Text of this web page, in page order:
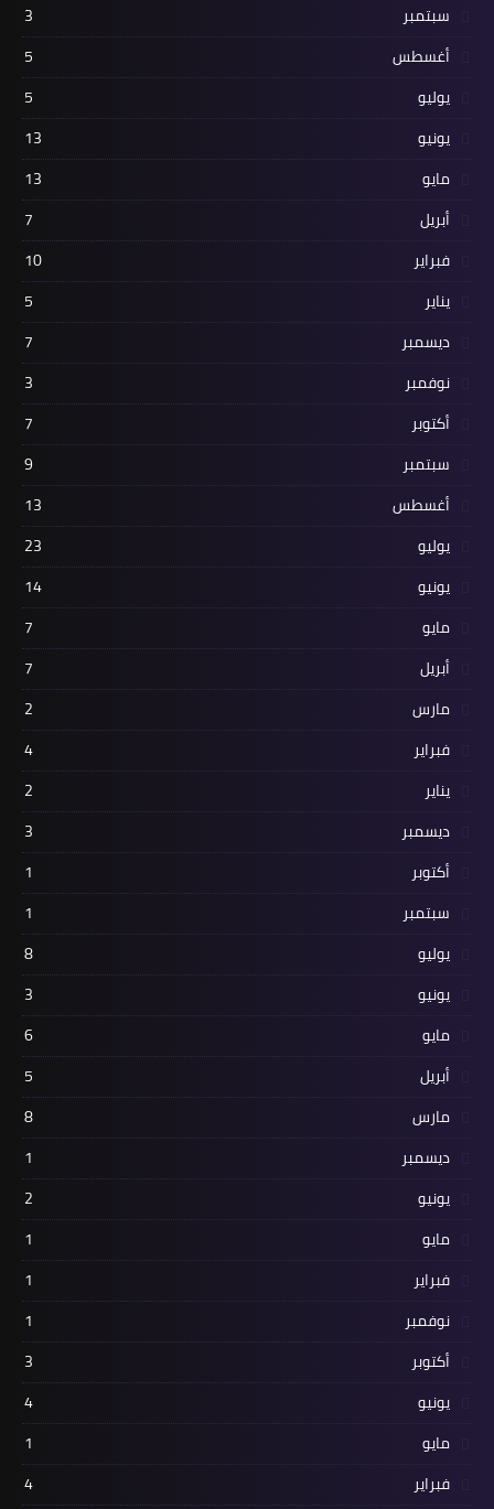
سبتمبر
3
أغسطس
5
يوليو
5
يونيو
13
مايو
13
أبريل
7
فبراير
10
يناير
5
ديسمبر
7
نوفمبر
3
أكتوبر
7
سبتمبر
9
أغسطس
13
يوليو
23
يونيو
14
مايو
7
أبريل
7
مارس
2
فبراير
4
يناير
2
ديسمبر
3
أكتوبر
1
سبتمبر
1
يوليو
8
يونيو
3
مايو
6
أبريل
5
مارس
8
ديسمبر
1
يونيو
2
مايو
1
فبراير
1
نوفمبر
1
أكتوبر
3
يونيو
4
مايو
1
فبراير
4